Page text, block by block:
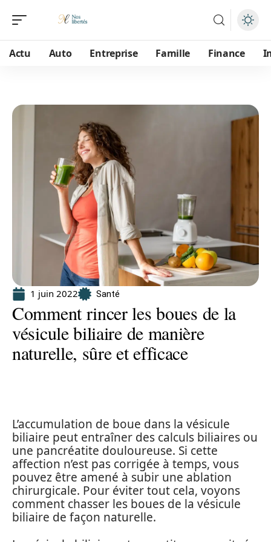
Actu Auto Entreprise Famille Finance
1 juin 2022 Santé
Comment rincer les boues de la
vésicule biliaire de manière
naturelle, sûre et efficace
L’accumulation de boue dans la vésicule
biliaire peut entraîner des calculs biliaires ou
une pancréatite douloureuse. Si cette
affection n’est pas corrigée à temps, vous
pouvez être amené à subir une ablation
chirurgicale. Pour éviter tout cela, voyons
comment chasser les boues de la vésicule
biliaire de façon naturelle.